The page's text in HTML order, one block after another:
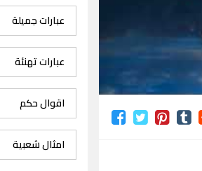
عبارات جميلة
عبارات تهنئة
اقوال حكم
امثال شعبية